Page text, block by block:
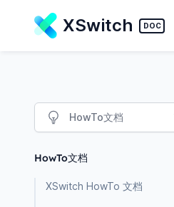
XSwitch DOC
HowTo文档
HowTo文档
XSwitch HowTo 文档